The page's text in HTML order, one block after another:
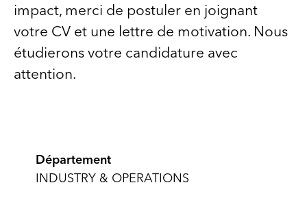
impact, merci de postuler en joignant
votre CV et une lettre de motivation. Nous
étudierons votre candidature avec
attention.
Département
INDUSTRY & OPERATIONS